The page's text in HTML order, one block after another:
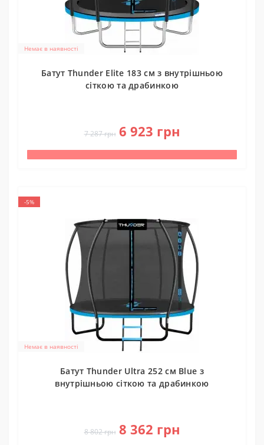
Немає в наявності
Батут Thunder Elite 183 см з внутрішньою
сіткою та драбинкою
7 287 грн 6 923 грн
-5%
Немає в наявності
Батут Thunder Ultra 252 см Blue з
внутрішньою сіткою та драбинкою
8 802 грн 8 362 грн